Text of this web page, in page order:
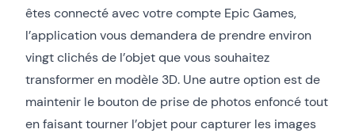
êtes connecté avec votre compte Epic Games,
l’application vous demandera de prendre environ
vingt clichés de l’objet que vous souhaitez
transformer en modèle 3D. Une autre option est de
maintenir le bouton de prise de photos enfoncé tout
en faisant tourner l’objet pour capturer les images